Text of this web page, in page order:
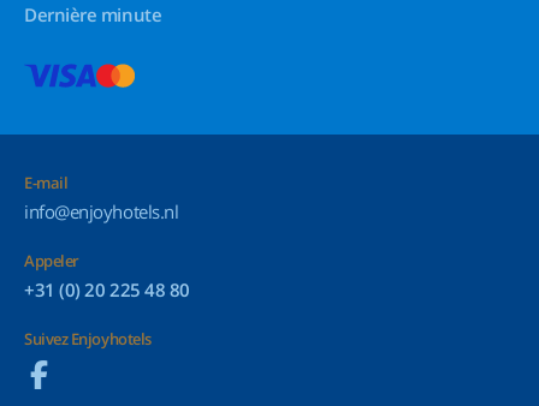
Dernière minute
E-mail
info@enjoyhotels.nl
Appeler
+31 (0) 20 225 48 80
Suivez Enjoyhotels